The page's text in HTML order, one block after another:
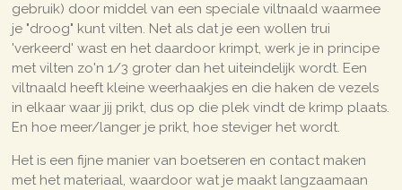
gebruik) door middel van een speciale viltnaald waarmee
je "droog" kunt vilten. Net als dat je een wollen trui
'verkeerd' wast en het daardoor krimpt, werk je in principe
met vilten zo'n 1/3 groter dan het uiteindelijk wordt. Een
viltnaald heeft kleine weerhaakjes en die haken de vezels
in elkaar waar jij prikt, dus op die plek vindt de krimp plaats.
En hoe meer/langer je prikt, hoe steviger het wordt.
Het is een fijne manier van boetseren en contact maken
met het materiaal, waardoor wat je maakt langzaamaan